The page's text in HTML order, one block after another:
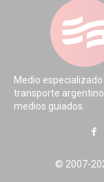
Medio
transporte
medios guiados.
© 2007-